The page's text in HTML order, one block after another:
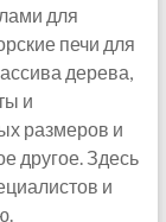
для
печи для
дерева,
и
размеров и
другое. Здесь
и